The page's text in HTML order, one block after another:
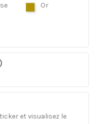
Or
et visualisez le